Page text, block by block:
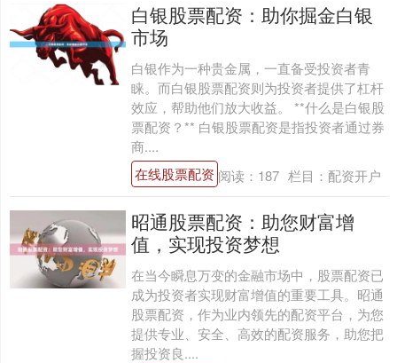
白银股票配资：助你掘金白银
市场
白银作为一种贵金属，一直备受投资者青
睐。而白银股票配资则为投资者提供了杠杆
效应，帮助他们放大收益。 **什么是白银股
票配资？** 白银股票配资是指投资者通过券
商....
在线股票配资 阅读： 187 栏目： 配资开户
昭通股票配资：助您财富增
值，实现投资梦想
在当今瞬息万变的金融市场中，股票配资已
成为投资者实现财富增值的重要工具。昭通
股票配资，作为业内领先的配资平台，为您
提供专业、安全、高效的配资服务，助您把
握投资良....